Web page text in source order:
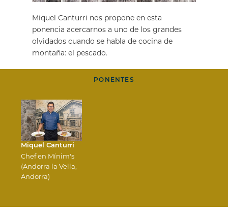
Miquel Canturri nos propone en esta
ponencia acercarnos a uno de los grandes
olvidados cuando se habla de cocina de
montaña: el pescado.
PONENTES
Miquel Canturri
Chef en Mínim's
(Andorra la Vella,
Andorra)